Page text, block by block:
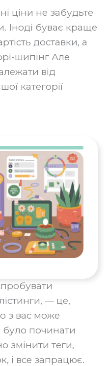
ціни не забудьте
Іноді буває краще
доставки, а
шипінг Але
від
категорії
— це,
з вас може
було починати
змінити теги,
і все запрацює.